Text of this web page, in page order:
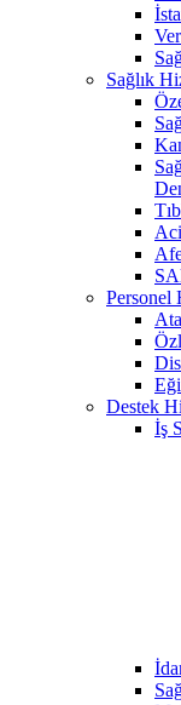
Sağlık
Personel
Destek
İş